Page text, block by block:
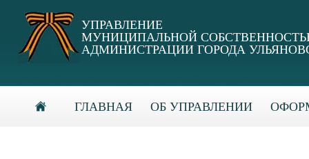
УПРАВЛЕНИЕ
МУНИЦИПАЛЬНОЙ
АДМИНИСТРАЦИИ ГОРОДА
ГЛАВНАЯ ОБ УПРАВЛЕНИИ